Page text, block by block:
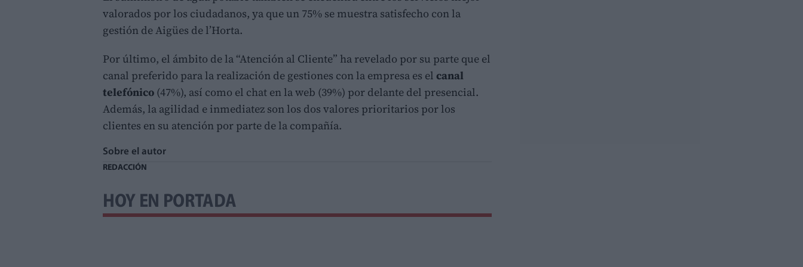
valorados por los ciudadanos, ya que un 75% se muestra satisfecho con la
gestión de Aigües de l’Horta.
Por último, el ámbito de la “Atención al Cliente” ha revelado por su parte que el
canal preferido para la realización de gestiones con la empresa es el canal
telefónico (47%), así como el chat en la web (39%) por delante del presencial.
Además, la agilidad e inmediatez son los dos valores prioritarios por los
clientes en su atención por parte de la compañía.
Sobre el autor
REDACCIÓN
HOY EN PORTADA